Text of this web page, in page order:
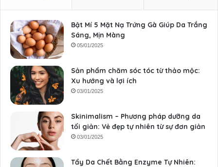
Bật Mí 5 Mặt Nạ Trứng Gà Giúp Da Trắng
Sáng, Mịn Màng
05/01/2025
Sản phẩm chăm sóc tóc từ thảo mộc:
Xu hướng và lợi ích
03/01/2025
Skinimalism – Phương pháp dưỡng da
tối giản: Vẻ đẹp tự nhiên từ sự đơn giản
03/01/2025
Tẩy Da Chết Bằng Enzyme Tự Nhiên: